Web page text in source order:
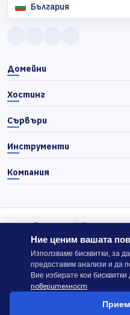
България
Домейни
Хостинг
Сървъри
Инструменти
Компания
© 2026 Actiefhost.
законодателство цените в
изчислява отделно при
Ние ценим вашата
Използваме бисквитки, за
предоставим анализи и да
Вие избирате кои
поверителност